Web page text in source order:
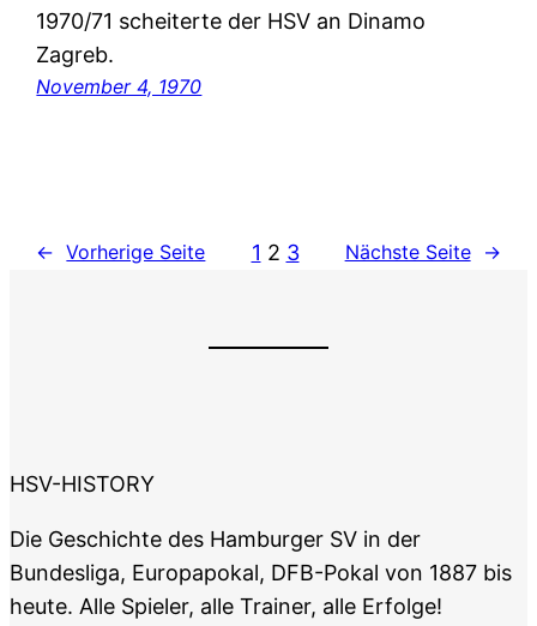
1970/71 scheiterte der HSV an Dinamo
Zagreb.
November 4, 1970
← Vorherige Seite 1 2 3 Nächste Seite →
HSV-HISTORY
Die Geschichte des Hamburger SV in der
Bundesliga, Europapokal, DFB-Pokal von 1887 bis
heute. Alle Spieler, alle Trainer, alle Erfolge!